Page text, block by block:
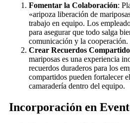
Fomentar la Colaboración:
«aripoza liberación de
trabajo en equipo. Los
para asegurar que todo salga
comunicación y la cooperación.
Crear Recuerdos
mariposas es una experiencia
recuerdos duraderos para los
compartidos pueden fortalecer
camaradería dentro del equipo.
Incorporación en